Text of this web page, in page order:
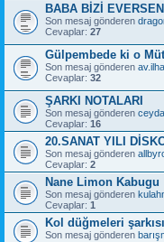
BABA BİZİ
Son mesaj gönderen
Cevaplar: 27
Gülpembede ki o
Son mesaj gönderen
Cevaplar: 32
ŞARKI NOTALARI
Son mesaj gönderen
Cevaplar: 16
20.SANAT YILI
Son mesaj gönderen
Cevaplar: 2
Nane Limon Kabugu
Son mesaj gönderen
Cevaplar: 1
Kol düğmeleri
Son mesaj gönderen